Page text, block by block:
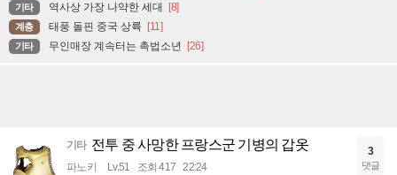
기타 역사상 가장 나약한 세대 [8]
계층 태풍 돌핀 중국 상륙 [11]
기타 무인매장 계속터는 촉법소년 [26]
기타 전투 중 사망한 프랑스군 기병의 갑옷
파노키 Lv.51 조회 417 22:24
3
댓글